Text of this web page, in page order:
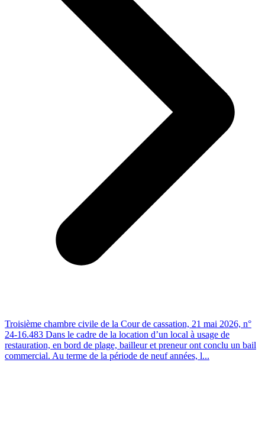
Troisième chambre civile de la Cour de cassation, 21 mai 2026, n°
24-16.483 Dans le cadre de la location d’un local à usage de
restauration, en bord de plage, bailleur et preneur ont conclu un bail
commercial. Au terme de la période de neuf années, l...